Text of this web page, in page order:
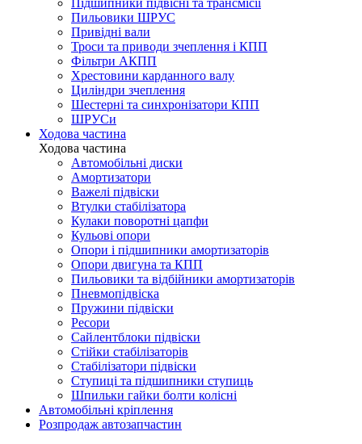
Підшипники підвісні та трансмісії
Пильовики ШРУС
Привідні вали
Троси та приводи зчеплення і КПП
Фільтри АКПП
Хрестовини карданного валу
Циліндри зчеплення
Шестерні та синхронізатори КПП
ШРУСи
Ходова частина
Ходова частина
Автомобільні диски
Амортизатори
Важелі підвіски
Втулки стабілізатора
Кулаки поворотні цапфи
Кульові опори
Опори і підшипники амортизаторів
Опори двигуна та КПП
Пильовики та відбійники амортизаторів
Пневмопідвіска
Пружини підвіски
Ресори
Сайлентблоки підвіски
Стійки стабілізаторів
Стабілізатори підвіски
Ступиці та підшипники ступиць
Шпильки гайки болти колісні
Автомобільні кріплення
Розпродаж автозапчастин